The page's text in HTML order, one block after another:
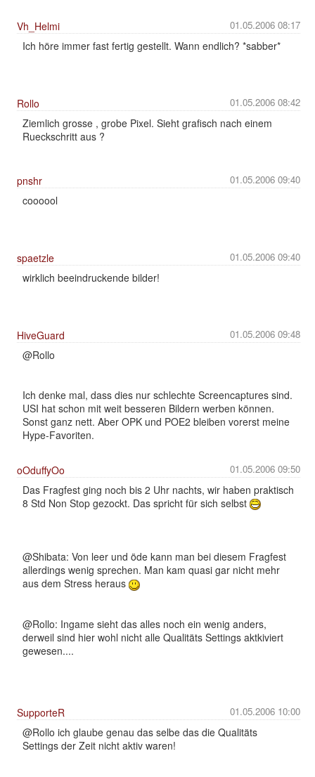
01.05.2006 08:17
Vh_Helmi
Ich höre immer fast fertig gestellt. Wann endlich? *sabber*
01.05.2006 08:42
Rollo
Ziemlich grosse , grobe Pixel. Sieht grafisch nach einem
Rueckschritt aus ?
01.05.2006 09:40
pnshr
coooool
01.05.2006 09:40
spaetzle
wirklich beeindruckende bilder!
01.05.2006 09:48
HiveGuard
@Rollo
Ich denke mal, dass dies nur schlechte Screencaptures sind.
USI hat schon mit weit besseren Bildern werben können.
Sonst ganz nett. Aber OPK und POE2 bleiben vorerst meine
Hype-Favoriten.
01.05.2006 09:50
oOduffyOo
Das Fragfest ging noch bis 2 Uhr nachts, wir haben praktisch
8 Std Non Stop gezockt. Das spricht für sich selbst
@Shibata: Von leer und öde kann man bei diesem Fragfest
allerdings wenig sprechen. Man kam quasi gar nicht mehr
aus dem Stress heraus
@Rollo: Ingame sieht das alles noch ein wenig anders,
derweil sind hier wohl nicht alle Qualitäts Settings aktkiviert
gewesen....
01.05.2006 10:00
SupporteR
@Rollo ich glaube genau das selbe das die Qualitäts
Settings der Zeit nicht aktiv waren!